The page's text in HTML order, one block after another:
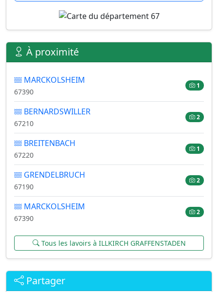
À proximité
MARCKOLSHEIM
67390
1
BERNARDSWILLER
67210
2
BREITENBACH
67220
1
GRENDELBRUCH
67190
2
MARCKOLSHEIM
67390
2
Tous les lavoirs à ILLKIRCH GRAFFENSTADEN
Partager